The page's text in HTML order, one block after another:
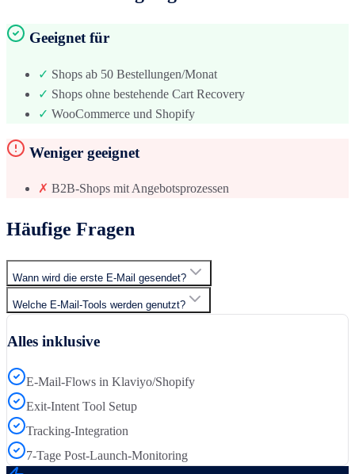
Geeignet für
✓ Shops ab 50 Bestellungen/Monat
✓ Shops ohne bestehende Cart Recovery
✓ WooCommerce und Shopify
Weniger geeignet
✗ B2B-Shops mit Angebotsprozessen
Häufige Fragen
Wann wird die erste E-Mail gesendet?
Welche E-Mail-Tools werden genutzt?
Alles inklusive
E-Mail-Flows in Klaviyo/Shopify
Exit-Intent Tool Setup
Tracking-Integration
7-Tage Post-Launch-Monitoring